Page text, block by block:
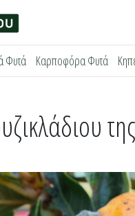
Φυτά Καρποφόρα Φυτά